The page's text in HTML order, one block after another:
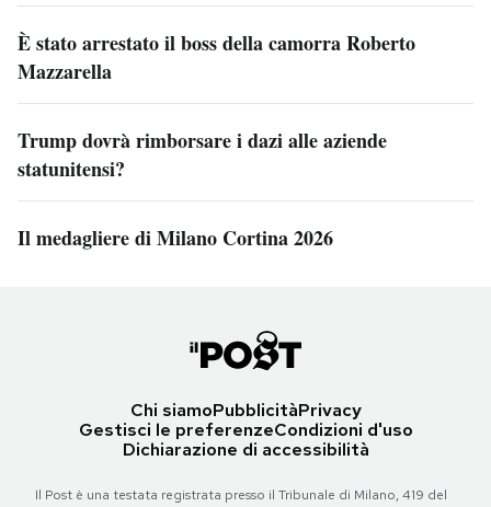
È stato arrestato il boss della camorra Roberto
Mazzarella
Trump dovrà rimborsare i dazi alle aziende
statunitensi?
Il medagliere di Milano Cortina 2026
Chi siamoPubblicitàPrivacy
Gestisci le preferenzeCondizioni d'uso
Dichiarazione di accessibilità
Il Post è una testata registrata presso il Tribunale di Milano, 419 del